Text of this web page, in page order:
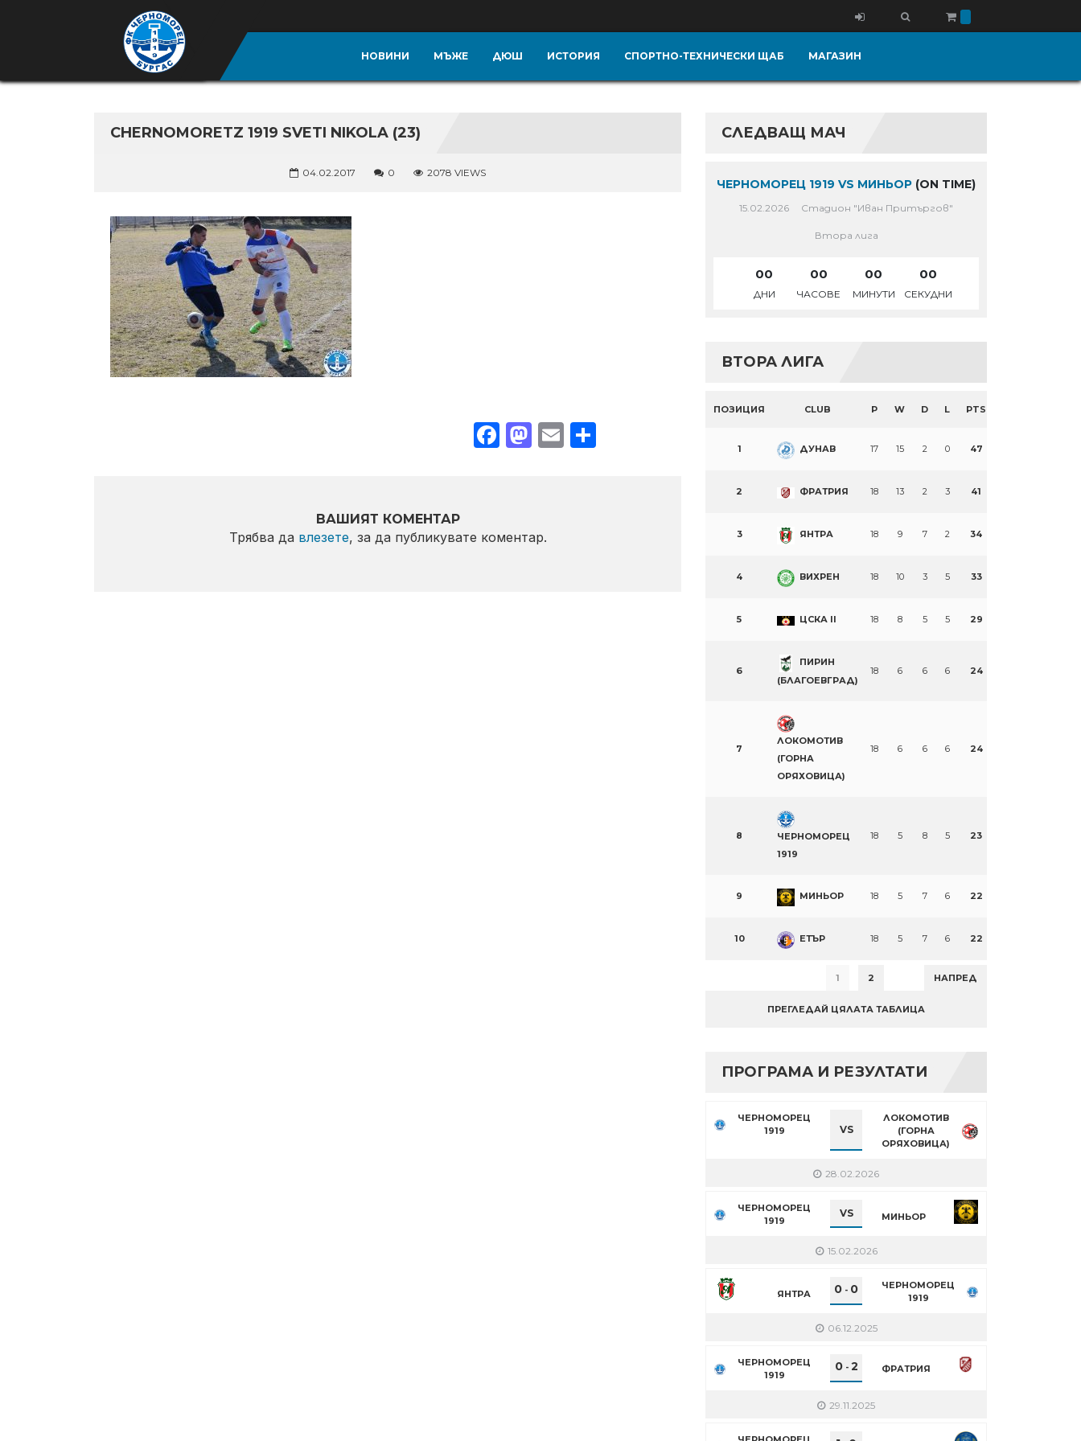
НОВИНИ МЪЖЕ ДЮШ ИСТОРИЯ СПОРТНО-ТЕХНИЧЕСКИ ЩАБ МАГАЗИН
CHERNOMORETZ 1919 SVETI NIKOLA (23)
04.02.2017 0 2078 VIEWS
Facebook
Mastodon
EmailShare
ВАШИЯТ КОМЕНТАР
Трябва да влезете, за да публикувате коментар.
СЛЕДВАЩ МАЧ
ЧЕРНОМОРЕЦ 1919 VS МИНЬОР (ON TIME)
15.02.2026 Стадион "Иван Притъргов"
Втора лига
00
ДНИ
00
ЧАСОВЕ
00
МИНУТИ
00
СЕКУДНИ
ВТОРА ЛИГА
ПОЗИЦИЯ CLUB P W D L PTS
1 ДУНАВ 17 15 2 0 47
2 ФРАТРИЯ 18 13 2 3 41
3 ЯНТРА 18 9 7 2 34
4 ВИХРЕН 18 10 3 5 33
5 ЦСКА II 18 8 5 5 29
6
ПИРИН
(БЛАГОЕВГРАД)
18 6 6 6 24
7
ЛОКОМОТИВ
(ГОРНА
ОРЯХОВИЦА)
18 6 6 6 24
8
ЧЕРНОМОРЕЦ
1919
18 5 8 5 23
9 МИНЬОР 18 5 7 6 22
10 ЕТЪР 18 5 7 6 22
1 2 НАПРЕД
ПРЕГЛЕДАЙ ЦЯЛАТА ТАБЛИЦА
ПРОГРАМА И РЕЗУЛТАТИ
ЧЕРНОМОРЕЦ
1919
VS
ЛОКОМОТИВ
(ГОРНА
ОРЯХОВИЦА)
28.02.2026
ЧЕРНОМОРЕЦ
1919
VS МИНЬОР
15.02.2026
ЯНТРА 0 - 0
ЧЕРНОМОРЕЦ
1919
06.12.2025
ЧЕРНОМОРЕЦ
1919
0- 2 ФРАТРИЯ
29.11.2025